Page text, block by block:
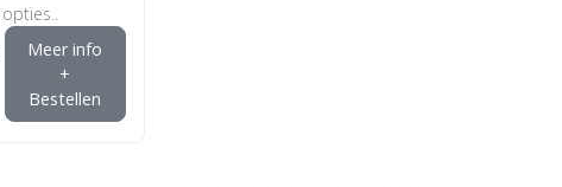
Meer info
+
Bestellen